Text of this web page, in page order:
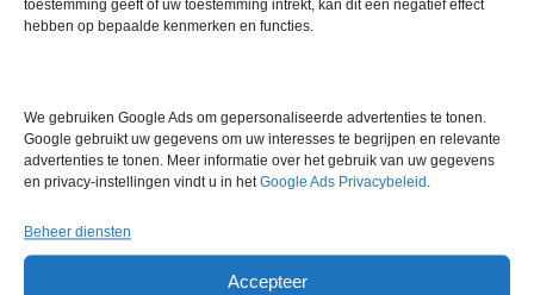
toestemming geeft of uw toestemming intrekt, kan dit een negatief effect
hebben op bepaalde kenmerken en functies.
We gebruiken Google Ads om gepersonaliseerde advertenties te tonen.
Google gebruikt uw gegevens om uw interesses te begrijpen en relevante
advertenties te tonen. Meer informatie over het gebruik van uw gegevens
en privacy-instellingen vindt u in hetGoogle Ads Privacybeleid .
Beheer diensten
Accepteer
Gereserveerd
Bottle top dispenser bundel
Dispensette, Fortuna,
Via bemiddeling Via bemiddeling